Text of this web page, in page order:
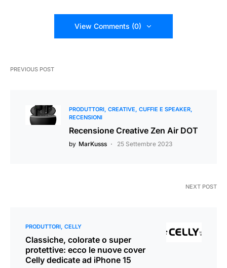
View Comments (0)
PREVIOUS POST
PRODUTTORI CREATIVE CUFFIE E SPEAKER
RECENSIONI
Recensione Creative Zen Air DOT
by MarKusss 25 Settembre 2023
NEXT POST
PRODUTTORI CELLY
Classiche, colorate o super
protettive: ecco le nuove cover
Celly dedicate ad iPhone 15